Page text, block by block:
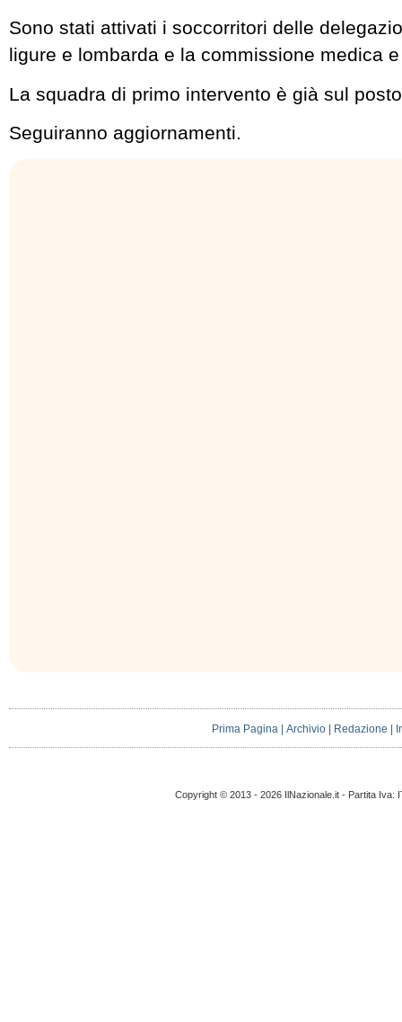
Sono stati attivati i soccorritori delle
ligure e lombarda e la commissione medica
La squadra di primo intervento è già sul
Seguiranno aggiornamenti.
Prima Pagina |Archivio Redazione
Copyright © 2013 - 2026 IlNazionale.it - Partita Iva: